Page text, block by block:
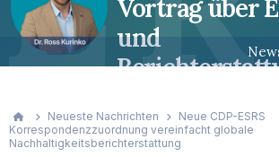
Vortrag über
und
Neueste Nachrichten
Neue CDP-ESRS
Korrespondenzzuordnung vereinfacht globale
Nachhaltigkeitsberichterstattung